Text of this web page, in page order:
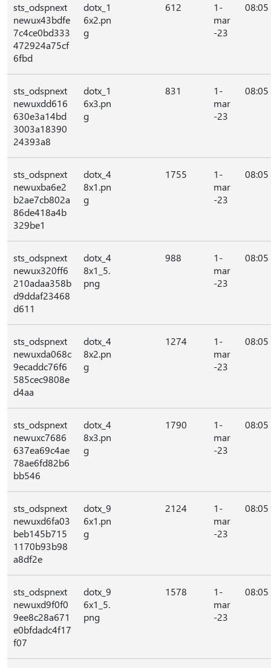
sts_odspnext
newux43bdfe
7c4ce0bd333
472924a75cf
6fbd
dotx_1
6x2.pn
g
612
1-
mar
-23
08:05
sts_odspnext
newuxdd616
630e3a14bd
3003a18390
24393a8
dotx_1
6x3.pn
g
831
1-
mar
-23
08:05
sts_odspnext
newuxba6e2
b2ae7cb802a
86de418a4b
329be1
dotx_4
8x1.pn
g
1755
1-
mar
-23
08:05
sts_odspnext
newux320ff6
210adaa358b
d9ddaf23468
d611
dotx_4
8x1_5.
png
988
1-
mar
-23
08:05
sts_odspnext
newuxda068c
9ecaddc76f6
585cec9808e
d4aa
dotx_4
8x2.pn
g
1274
1-
mar
-23
08:05
sts_odspnext
newuxc7686
637ea69c4ae
78ae6fd82b6
bb546
dotx_4
8x3.pn
g
1790
1-
mar
-23
08:05
sts_odspnext
newuxd6fa03
beb145b715
1170b93b98
a8df2e
dotx_9
6x1.pn
g
2124
1-
mar
-23
08:05
sts_odspnext
newuxd9f0f0
9ee8c28a671
e0bfdadc4f17
f07
dotx_9
6x1_5.
png
1578
1-
mar
-23
08:05